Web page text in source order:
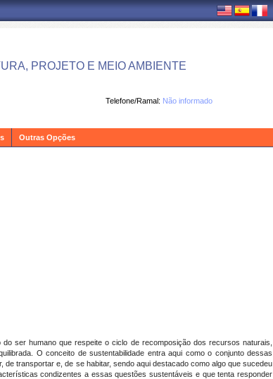
PROJETO E MEIO AMBIENTE
Telefone/Ramal: Não informado
Outras Opções
ser humano que respeite o ciclo de recomposição dos recursos naturais,
O conceito de sustentabilidade entra aqui como o conjunto dessas
transportar e, de se habitar, sendo aqui destacado como algo que sucedeu
condizentes a essas questões sustentáveis e que tenta responder